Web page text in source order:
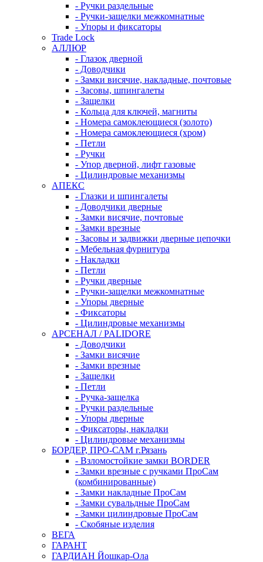
- Ручки раздельные
- Ручки-защелки межкомнатные
- Упоры и фиксаторы
Trade Lock
АЛЛЮР
- Глазок дверной
- Доводчики
- Замки висячие, накладные, почтовые
- Засовы, шпингалеты
- Защелки
- Кольца для ключей, магниты
- Номера самоклеющиеся (золото)
- Номера самоклеющиеся (хром)
- Петли
- Ручки
- Упор дверной, лифт газовые
- Цилиндровые механизмы
АПЕКС
- Глазки и шпингалеты
- Доводчики дверные
- Замки висячие, почтовые
- Замки врезные
- Засовы и задвижки дверные цепочки
- Мебельная фурнитура
- Накладки
- Петли
- Ручки дверные
- Ручки-защелки межкомнатные
- Упоры дверные
- Фиксаторы
- Цилиндровые механизмы
АРСЕНАЛ / PALIDORE
- Доводчики
- Замки висячие
- Замки врезные
- Защелки
- Петли
- Ручка-защелка
- Ручки раздельные
- Упоры дверные
- Фиксаторы, накладки
- Цилиндровые механизмы
БОРДЕР, ПРО-САМ г.Рязань
- Взломостойкие замки BORDER
- Замки врезные с ручками ПроСам
(комбинированные)
- Замки накладные ПроСам
- Замки сувальдные ПроСам
- Замки цилиндровые ПроСам
- Скобяные изделия
ВЕГА
ГАРАНТ
ГАРДИАН Йошкар-Ола